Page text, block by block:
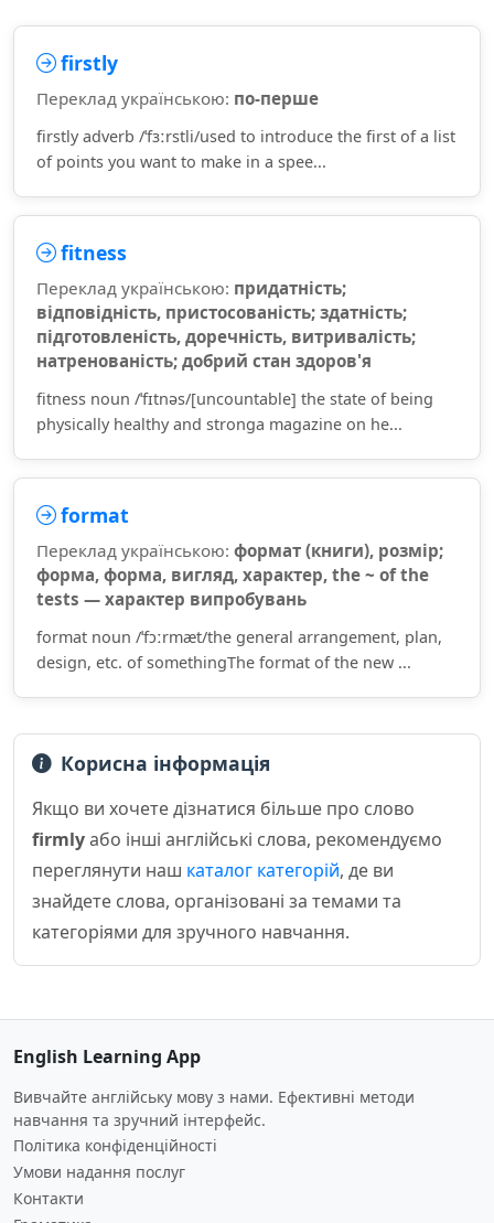
firstly
Переклад українською: по-перше
firstly adverb /ˈfɜːrstli/used to introduce the first of a list
of points you want to make in a spee...
fitness
Переклад українською: придатність;
відповідність, пристосованість; здатність;
підготовленість, доречність, витривалість;
натренованість; добрий стан здоров'я
fitness noun /ˈfɪtnəs/[uncountable] the state of being
physically healthy and stronga magazine on he...
format
Переклад українською: формат (книги), розмір;
форма, форма, вигляд, характер, the ~ of the
tests — характер випробувань
format noun /ˈfɔːrmæt/the general arrangement, plan,
design, etc. of somethingThe format of the new ...
Корисна інформація
Якщо ви хочете дізнатися більше про слово
firmlyабо інші англійські слова, рекомендуємо
переглянути наш каталог категорій, де ви
знайдете слова, організовані за темами та
категоріями для зручного навчання.
English Learning App
Вивчайте англійську мову з нами. Ефективні методи
навчання та зручний інтерфейс.
Політика конфіденційності
Умови надання послуг
Контакти